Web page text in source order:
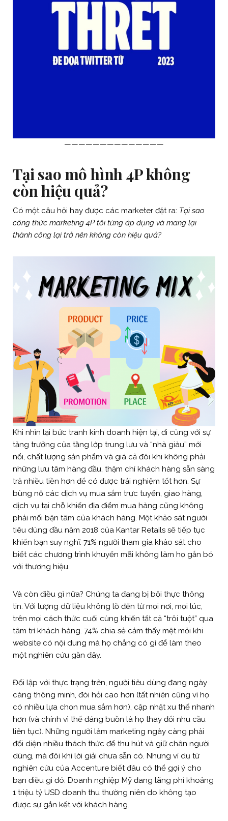
——————————————
Tại sao mô hình 4P không
còn hiệu quả?
Có một câu hỏi hay được các marketer đặt ra: Tại sao
công thức marketing 4P tôi từng áp dụng và mang lại
thành công lại trở nên không còn hiệu quả?
Khi nhìn lại bức tranh kinh doanh hiện tại, đi cùng với sự
tăng trưởng của tầng lớp trung lưu và “nhà giàu” mới
nổi, chất lượng sản phẩm và giá cả đôi khi không phải
những lưu tâm hàng đầu, thậm chí khách hàng sẵn sàng
trả nhiều tiền hơn để có được trải nghiệm tốt hơn. Sự
bùng nổ các dịch vụ mua sắm trực tuyến, giao hàng,
dịch vụ tại chỗ khiến địa điểm mua hàng cũng không
phải mối bận tâm của khách hàng. Một khảo sát người
tiêu dùng đầu năm 2018 của Kantar Retails sẽ tiếp tục
khiến bạn suy nghĩ: 71% người tham gia khảo sát cho
biết các chương trình khuyến mãi không làm họ gắn bó
với thương hiệu.
Và còn điều gì nữa? Chúng ta đang bị bội thực thông
tin. Với lượng dữ liệu không lồ đến từ mọi nơi, mọi lúc,
trên mọi cách thức cuối cùng khiến tất cả “trôi tuột” qua
tâm trí khách hàng. 74% chia sẻ cảm thấy mệt mỏi khi
website có nội dung mà họ chẳng có gì để làm theo
một nghiên cứu gần đây.
Đối lập với thực trạng trên, người tiêu dùng đang ngày
càng thông minh, đòi hỏi cao hơn (tất nhiên cũng vì họ
có nhiều lựa chọn mua sắm hơn), cập nhật xu thế nhanh
hơn (và chính vì thế đáng buồn là họ thay đổi nhu cầu
liên tục). Những người làm marketing ngày càng phải
đối diện nhiều thách thức để thu hút và giữ chân người
dùng, mà đôi khi lời giải chưa sẵn có. Nhưng ví dụ từ
nghiên cứu của Accenture biết đâu có thể gợi ý cho
bạn điều gì đó: Doanh nghiệp Mỹ đang lãng phí khoảng
1 triệu tỷ USD doanh thu thường niên do không tạo
được sự gắn kết với khách hàng.